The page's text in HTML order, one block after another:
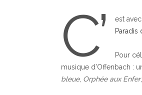
C’ est
Paradis
Pour
musique d’Offenbach :
bleue, Orphée aux Enfer